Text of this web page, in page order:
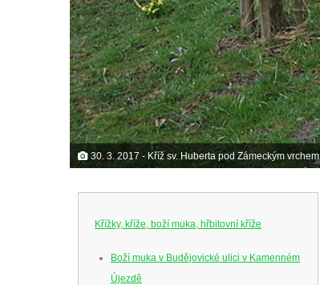
30. 3. 2017 - Kříž sv. Huberta pod Zámeckým vrchem
Křížky, kříže, boží muka, hřbitovní kříže
Boží muka v Budějovické ulici v Kamenném
Újezdě